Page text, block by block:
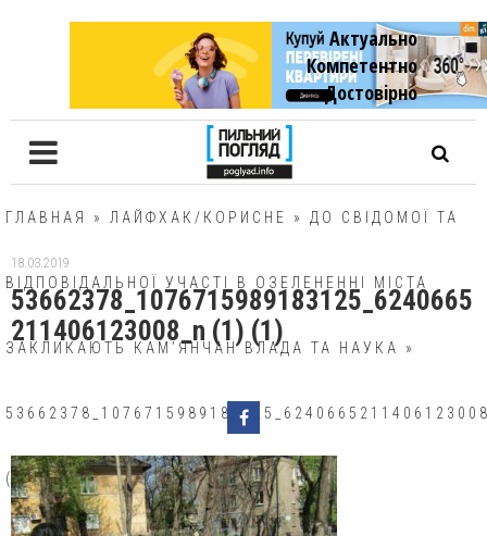
Актуально
Компетентно
Достовiрно
ГЛАВНАЯ » ЛАЙФХАК/КОРИСНЕ » ДО СВІДОМОЇ ТА
ВІДПОВІДАЛЬНОЇ УЧАСТІ В ОЗЕЛЕНЕННІ МІСТА
ЗАКЛИКАЮТЬ КАМ’ЯНЧАН ВЛАДА ТА НАУКА »
(1) (1)
18.03.2019
53662378_1076715989183125_6240665
211406123008_n (1) (1)